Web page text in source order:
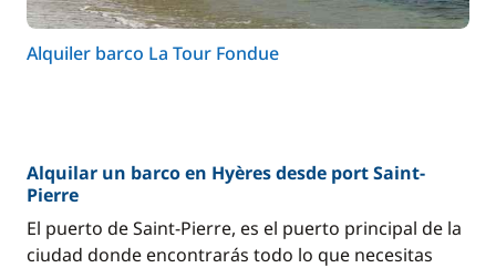
Alquiler barco La Tour Fondue
Alquilar un barco en Hyères desde port Saint-
Pierre
El puerto de Saint-Pierre, es el puerto principal de la
ciudad donde encontrarás todo lo que necesitas